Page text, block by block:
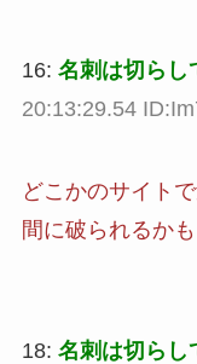
16: 名刺は切らし
20:13:29.54
どこかのサイト
間に破られるか
18: 名刺は切らし